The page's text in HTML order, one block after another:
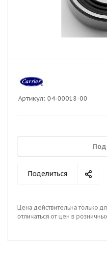
Артикул: 04-00018-00
Под
Поделиться
Цена действительна только
отличаться от цен в